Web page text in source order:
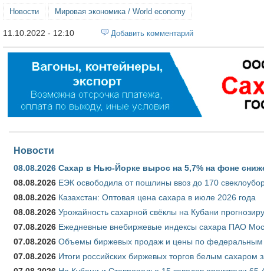
Новости Мировая экономика / World economy
11.10.2022 - 12:10 Добавить комментарий
Новости
08.08.2026 Сахар в Нью-Йорке вырос на 5,7% на фоне
08.08.2026 ЕЭК освободила от пошлины ввоз до 170
08.08.2026 Казахстан: Оптовая цена сахара в июле 2026 года
08.08.2026 Урожайность сахарной свёклы на Кубани
07.08.2026 Ежедневные внебиржевые индексы сахара ПАО
07.08.2026 Объемы биржевых продаж и цены по федеральным
07.08.2026 Итоги российских биржевых торгов белым сахаром